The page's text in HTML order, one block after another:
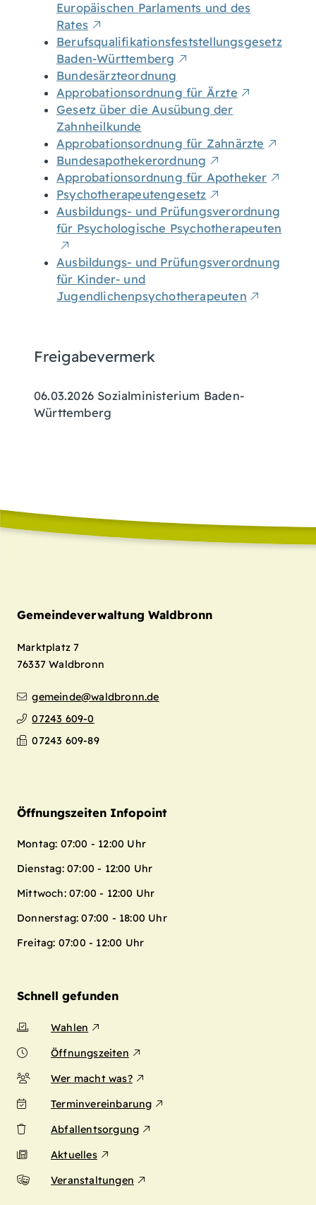
Europäischen Parlaments und des
Rates
Berufsqualifikationsfeststellungsgesetz
Baden-Württemberg
Bundesärzteordnung
Approbationsordnung für Ärzte
Gesetz über die Ausübung der
Zahnheilkunde
Approbationsordnung für Zahnärzte
Bundesapothekerordnung
Approbationsordnung für Apotheker
Psychotherapeutengesetz
Ausbildungs- und Prüfungsverordnung
für Psychologische Psychotherapeuten
Ausbildungs- und Prüfungsverordnung
für Kinder- und
Jugendlichenpsychotherapeuten
Freigabevermerk
06.03.2026 Sozialministerium Baden-
Württemberg
Gemeindeverwaltung Waldbronn
Marktplatz 7
76337 Waldbronn
gemeinde@waldbronn.de
07243 609-0
07243 609-89
Öffnungszeiten Infopoint
Montag: 07:00 - 12:00 Uhr
Dienstag: 07:00 - 12:00 Uhr
Mittwoch: 07:00 - 12:00 Uhr
Donnerstag: 07:00 - 18:00 Uhr
Freitag: 07:00 - 12:00 Uhr
Schnell gefunden
Wahlen
Öffnungszeiten
Wer macht was?
Terminvereinbarung
Abfallentsorgung
Aktuelles
Veranstaltungen